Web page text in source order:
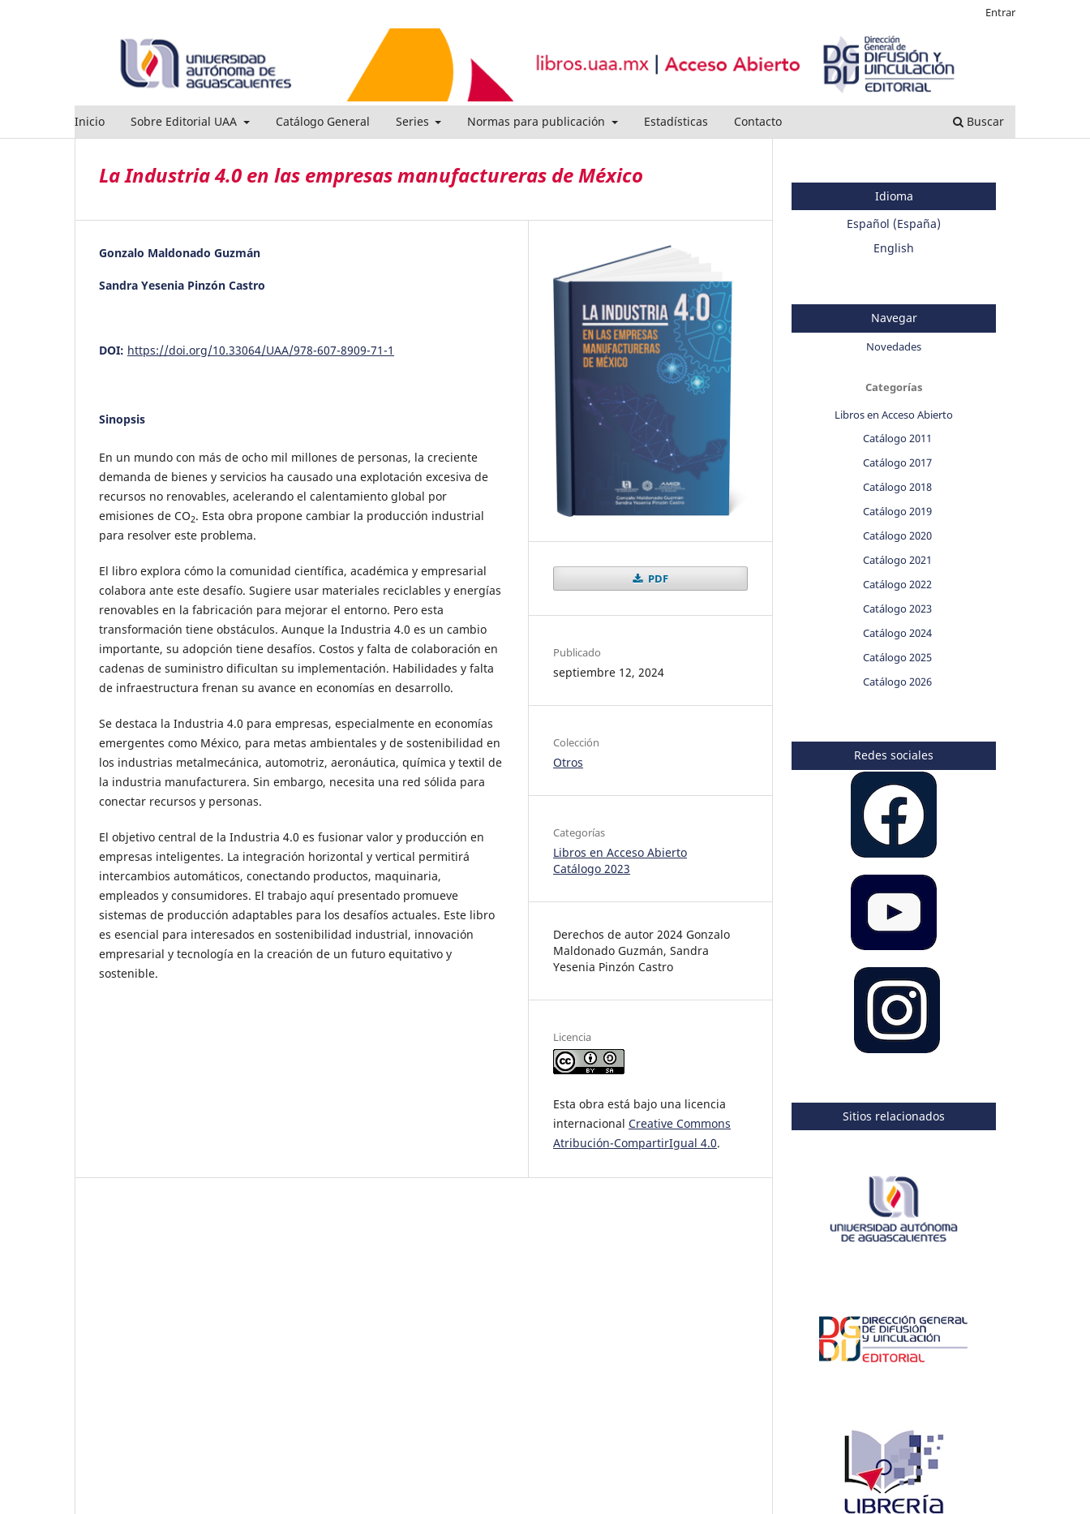
Inicio Sobre Editorial UAA Catálogo General Series Normas para publicación Estadísticas Contacto Buscar
Entrar
La Industria 4.0 en las empresas manufactureras de México
Gonzalo Maldonado Guzmán
Sandra Yesenia Pinzón Castro
DOI: https://doi.org/10.33064/UAA/978-607-8909-71-1
Sinopsis
En un mundo con más de ocho mil millones de personas, la creciente
demanda de bienes y servicios ha causado una explotación excesiva de
recursos no renovables, acelerando el calentamiento global por
emisiones de CO2. Esta obra propone cambiar la producción industrial
para resolver este problema.
El libro explora cómo la comunidad científica, académica y empresarial
colabora ante este desafío. Sugiere usar materiales reciclables y energías
renovables en la fabricación para mejorar el entorno. Pero esta
transformación tiene obstáculos. Aunque la Industria 4.0 es un cambio
importante, su adopción tiene desafíos. Costos y falta de colaboración en
cadenas de suministro dificultan su implementación. Habilidades y falta
de infraestructura frenan su avance en economías en desarrollo.
Se destaca la Industria 4.0 para empresas, especialmente en economías
emergentes como México, para metas ambientales y de sostenibilidad en
los industrias metalmecánica, automotriz, aeronáutica, química y textil de
la industria manufacturera. Sin embargo, necesita una red sólida para
conectar recursos y personas.
El objetivo central de la Industria 4.0 es fusionar valor y producción en
empresas inteligentes. La integración horizontal y vertical permitirá
intercambios automáticos, conectando productos, maquinaria,
empleados y consumidores. El trabajo aquí presentado promueve
sistemas de producción adaptables para los desafíos actuales. Este libro
es esencial para interesados en sostenibilidad industrial, innovación
empresarial y tecnología en la creación de un futuro equitativo y
sostenible.
PDF
Publicado
septiembre 12, 2024
Colección
Otros
Categorías
Libros en Acceso Abierto
Catálogo 2023
Derechos de autor 2024 Gonzalo
Maldonado Guzmán, Sandra
Yesenia Pinzón Castro
Licencia
Esta obra está bajo una licencia
internacional Creative Commons
Atribución-CompartirIgual 4.0.
Idioma
Español (España)
English
Navegar
Novedades
Categorías
Libros en Acceso Abierto
Catálogo 2011
Catálogo 2017
Catálogo 2018
Catálogo 2019
Catálogo 2020
Catálogo 2021
Catálogo 2022
Catálogo 2023
Catálogo 2024
Catálogo 2025
Catálogo 2026
Redes sociales
Sitios relacionados